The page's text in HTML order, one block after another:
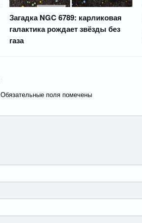
Загадка NGC 6789: карликовая
галактика рождает звёзды без
газа
Обязательные поля помечены